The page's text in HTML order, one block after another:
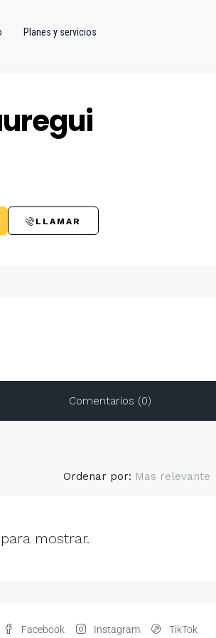
Planes y servicios
LLAMAR
Comentarios (0)
Ordenar por: Mas relevante
mostrar.
Facebook Instagram TikTok